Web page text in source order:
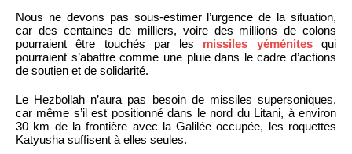
Nous ne devons pas sous-estimer l’urgence de la situation,
car des centaines de milliers, voire des millions de colons
pourraient être touchés par les missiles yéménitesqui
pourraient s’abattre comme une pluie dans le cadre d’actions
de soutien et de solidarité.
Le Hezbollah n’aura pas besoin de missiles supersoniques,
car même s’il est positionné dans le nord du Litani, à environ
30 km de la frontière avec la Galilée occupée, les roquettes
Katyusha suffisent à elles seules.